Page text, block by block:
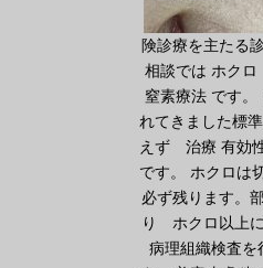
険診療を主たる
相談では ホク
窒素療法 です。
れてきました標
えず 治療 有効
です。 ホクロは
必ず残ります。
り ホクロ以上
病理組織検査を